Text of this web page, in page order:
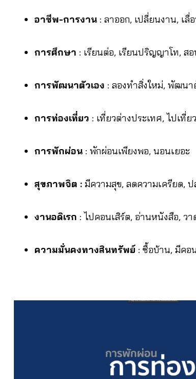
อาชีพ-การงาน : ลาออก, เปลี่ยนงาน, เ
การศึกษา : เรียนต่อ, เรียนปริญญาโท, ส
การพัฒนาตัวเอง : ลองทำสิ่งใหม่, พัฒนา
การท่องเที่ยว : เที่ยวต่างประเทศ, ไปเที่ยว
การพักผ่อน : พักผ่อนเพียงพอ, นอนเยอะ
สุขภาพจิต : มีความสุข, ลดความเครียด,
งานอดิเรก : ไปคอนเสิร์ต, อ่านหนังสือ, ว
ความมั่นคงทางสินทรัพย์ : ซื้อบ้าน, มีคอ